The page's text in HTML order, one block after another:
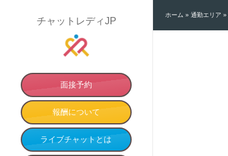
チャットレディJP
面接予約
報酬について
ライブチャットとは
ホーム » 通勤エリア »